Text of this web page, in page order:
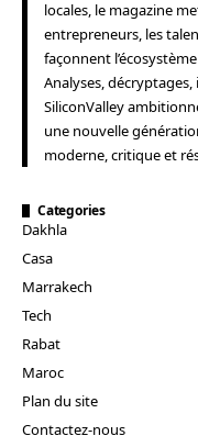
locales, le magazine
entrepreneurs, les
façonnent
Analyses,
SiliconValley
une nouvelle
moderne, critique et
Categories
Dakhla
Casa
Marrakech
Tech
Rabat
Maroc
Plan du site
Contactez-nous